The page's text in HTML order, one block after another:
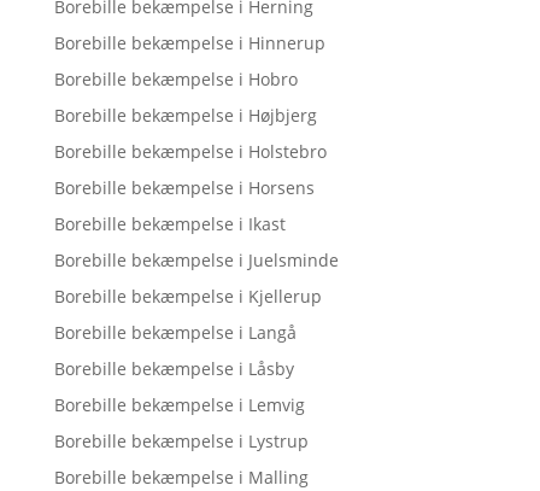
Borebille bekæmpelse i Herning
Borebille bekæmpelse i Hinnerup
Borebille bekæmpelse i Hobro
Borebille bekæmpelse i Højbjerg
Borebille bekæmpelse i Holstebro
Borebille bekæmpelse i Horsens
Borebille bekæmpelse i Ikast
Borebille bekæmpelse i Juelsminde
Borebille bekæmpelse i Kjellerup
Borebille bekæmpelse i Langå
Borebille bekæmpelse i Låsby
Borebille bekæmpelse i Lemvig
Borebille bekæmpelse i Lystrup
Borebille bekæmpelse i Malling